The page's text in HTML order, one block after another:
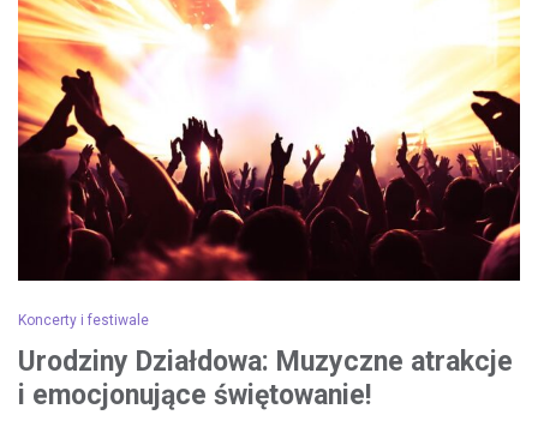
Koncerty i festiwale
Urodziny Działdowa: Muzyczne atrakcje
i emocjonujące świętowanie!